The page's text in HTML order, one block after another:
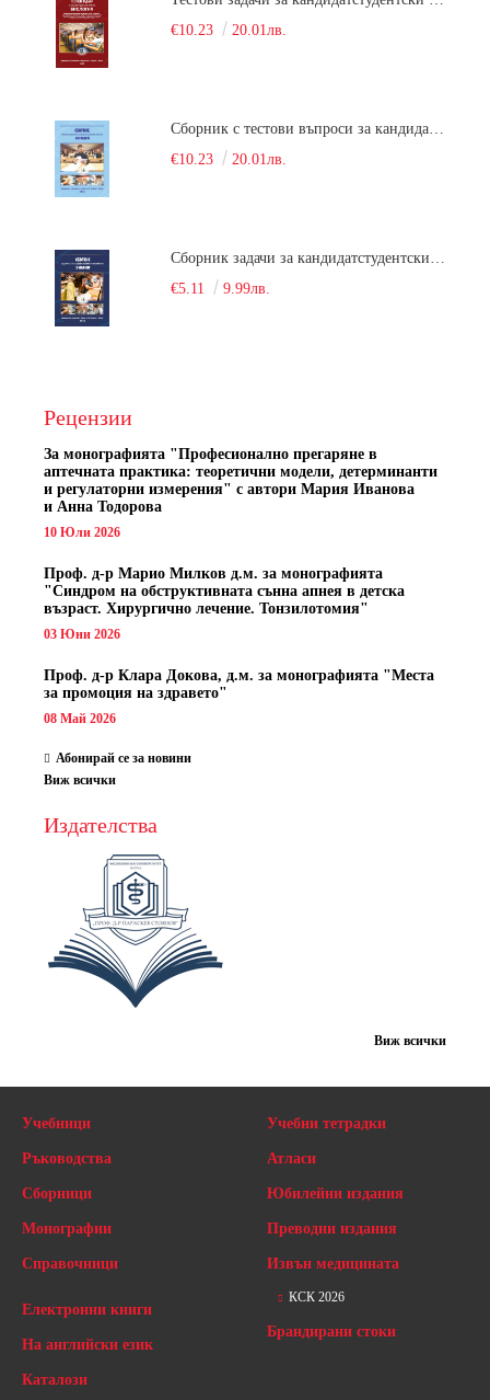
€10.23
20.01лв.
€10.23
20.01лв.
€5.11
9.99лв.
Рецензии
За монографията "Професионално прегаряне в
аптечната практика: теоретични модели, детерминанти
и регулаторни измерения" с автори Мария Иванова
и Анна Тодорова
10 Юли 2026
Проф. д-р Марио Милков д.м. за монографията
"Синдром на обструктивната сънна апнея в детска
възраст. Хирургично лечение. Тонзилотомия"
03 Юни 2026
Проф. д-р Клара Докова, д.м. за монографията "Места
за промоция на здравето"
08 Май 2026
Абонирай се за новини
Виж всички
Издателства
Виж всички
Учебници
Ръководства
Сборници
Монографии
Справочници
Учебни тетрадки
Атласи
Юбилейни издания
Преводни издания
Извън медицината
Електронни книги
На английски език
Каталози
КСК 2026
Брандирани стоки